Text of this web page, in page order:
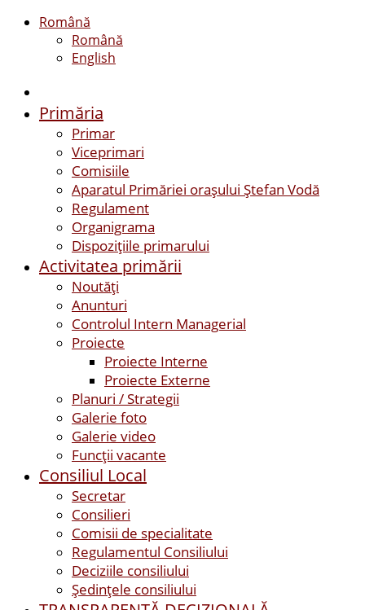
Română
Română
English
Primăria
Primar
Viceprimari
Comisiile
Aparatul Primăriei orașului Ștefan Vodă
Regulament
Organigrama
Dispozițiile primarului
Activitatea primării
Noutăți
Anunturi
Controlul Intern Managerial
Proiecte
Proiecte Interne
Proiecte Externe
Planuri / Strategii
Galerie foto
Galerie video
Funcții vacante
Consiliul Local
Secretar
Consilieri
Comisii de specialitate
Regulamentul Consiliului
Deciziile consiliului
Ședințele consiliului